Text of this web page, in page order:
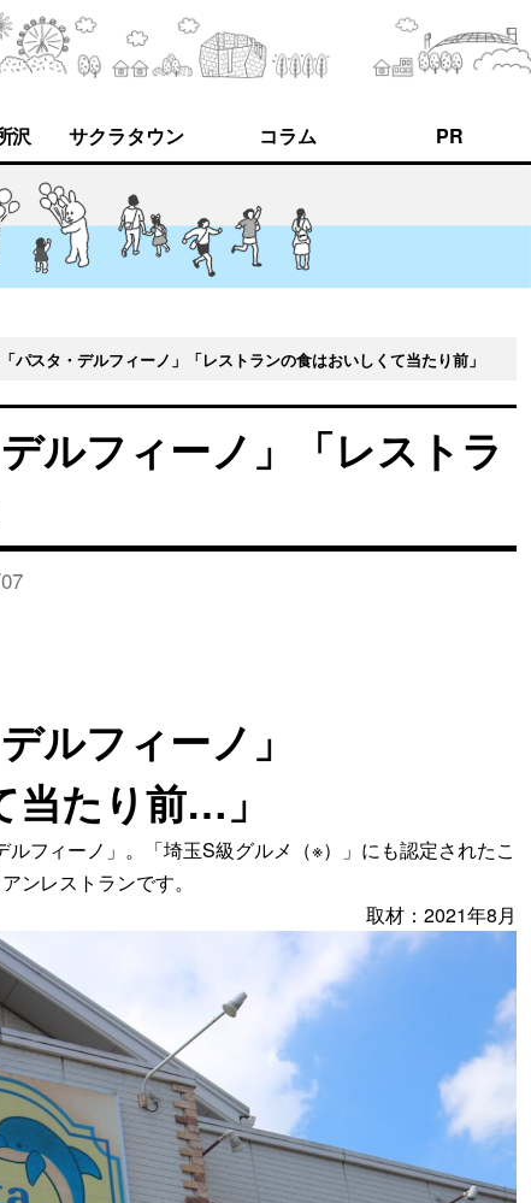
沢 サクラタウン コラム PR
パスタ・デルフィーノ」「レストランの食はおいしくて当たり前」
ルフィーノ」「レストラ
ルフィーノ」
当たり前…」
フィーノ」。「埼玉S級グルメ（※）」にも認定されたこ
ンレストランです。
取材：2021年8月